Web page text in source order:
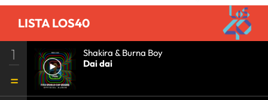
LISTA LOS40
1
Shakira & Burna Boy
Dai dai